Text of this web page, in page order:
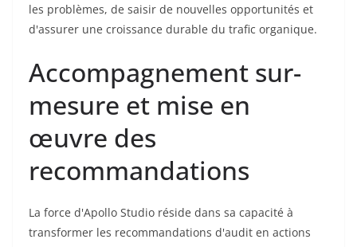
les problèmes, de saisir de nouvelles opportunités et
d'assurer une croissance durable du trafic organique.
Accompagnement sur-
mesure et mise en
œuvre des
recommandations
La force d'Apollo Studio réside dans sa capacité à
transformer les recommandations d'audit en actions